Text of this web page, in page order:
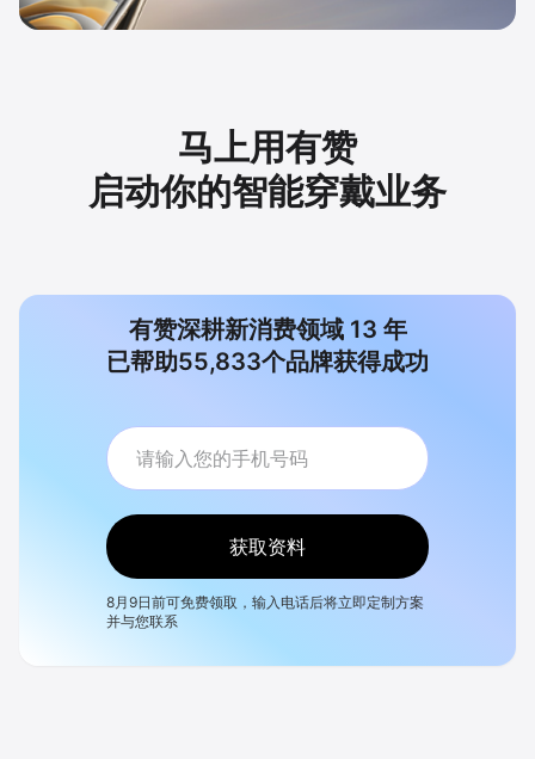
马上用有赞
启动你的智能穿戴业务
有赞深耕新消费领域 13 年
已帮助55,833个品牌获得成功
获取资料
8月9日前可免费领取，输入电话后将立即定制方案
并与您联系